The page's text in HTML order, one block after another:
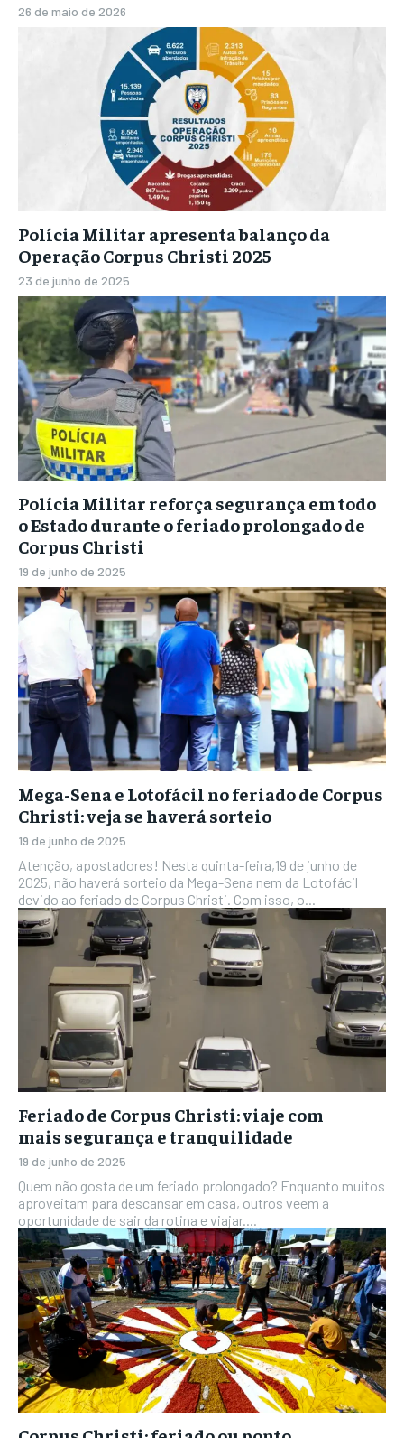
26 de maio de 2026
Polícia Militar apresenta balanço da
Operação Corpus Christi 2025
23 de junho de 2025
Polícia Militar reforça segurança em todo
o Estado durante o feriado prolongado de
Corpus Christi
19 de junho de 2025
Mega-Sena e Lotofácil no feriado de Corpus
Christi: veja se haverá sorteio
19 de junho de 2025
Atenção, apostadores! Nesta quinta-feira,19 de junho de
2025, não haverá sorteio da Mega-Sena nem da Lotofácil
devido ao feriado de Corpus Christi. Com isso, o...
Feriado de Corpus Christi: viaje com
mais segurança e tranquilidade
19 de junho de 2025
Quem não gosta de um feriado prolongado? Enquanto muitos
aproveitam para descansar em casa, outros veem a
oportunidade de sair da rotina e viajar....